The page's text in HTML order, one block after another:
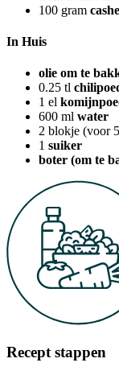
100 gram
In Huis
olie om te
0.25 tl
1 el
600 ml water
2 blokje (voor
1 suiker
boter (om te
Recept stappen